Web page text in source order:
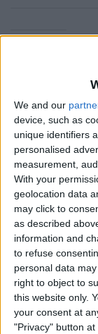
We and our
device, such as
unique identifiers
personalised
measurement,
With your
geolocation data
may click to
as described
information and
to refuse
personal data
right to object to
this website only.
your consent at
"Privacy" button
L'Europa
Per Ernest Udina
09.07.1984
ÜLTIMA
Nostàlgia
PerVicent Ventura
09.07.1984
ARRÒS A BANDA
Més
PerRamon Barnils